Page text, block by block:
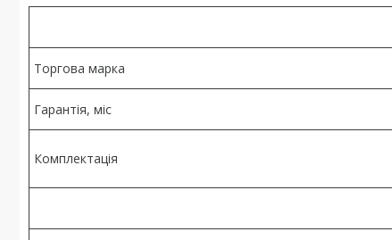
Торгова марка
Гарантія, міс
Комплектація